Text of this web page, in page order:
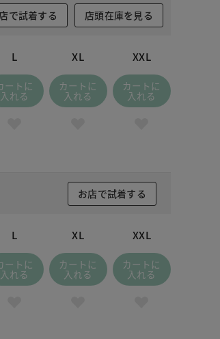
で試着する 店頭在庫を見る
L
ートに
入れる
XL
カートに
入れる
XXL
カートに
入れる
お店で試着する
L
ートに
入れる
XL
カートに
入れる
XXL
カートに
入れる